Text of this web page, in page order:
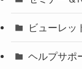
ビューレ
ヘルプサポ